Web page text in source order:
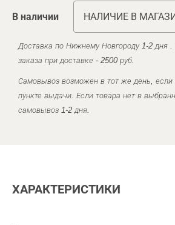
В наличии НАЛИЧИЕ В
Доставка по Нижнему Новгороду 1-2 дня
заказа при доставке - 2500 руб.
Самовывоз возможен в тот же день, если
пункте выдачи. Если товара нет в
самовывоз 1-2 дня.
ХАРАКТЕРИСТИКИ